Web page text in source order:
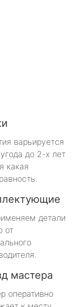
варьируется
до 2-х лет
какая
детали
от
мастера
оперативно